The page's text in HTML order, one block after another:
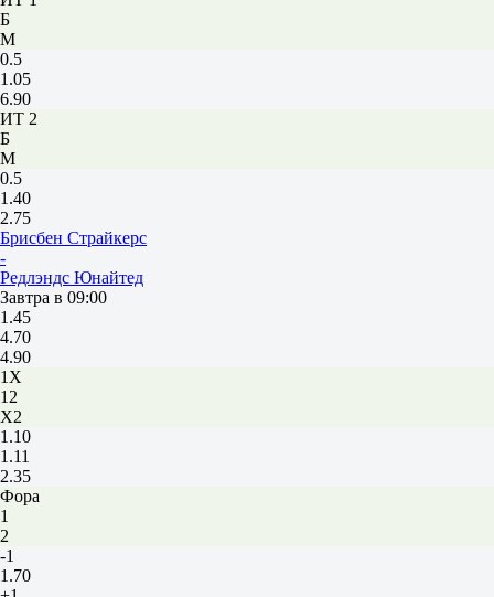
Б
М
0.5
1.05
6.90
ИТ 2
Б
М
0.5
1.40
2.75
Брисбен Страйкерс
-
Редлэндс Юнайтед
Завтра в 09:00
1.45
4.70
4.90
1X
12
X2
1.10
1.11
2.35
Фора
1
2
-1
1.70